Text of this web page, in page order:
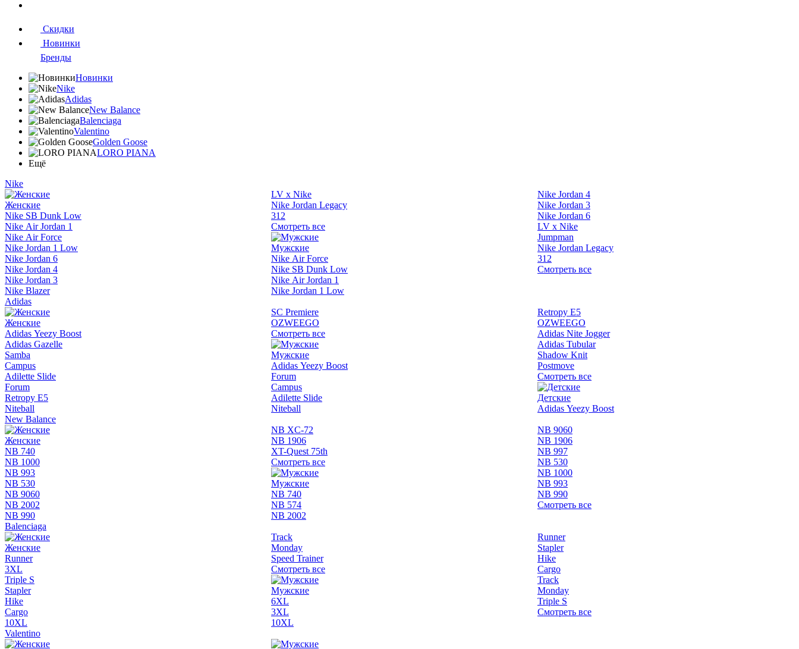
Скидки
Новинки
Бренды
Новинки
Nike
Adidas
New Balance
Balenciaga
Valentino
Golden Goose
LORO PIANA
Ещё
Nike
Женские
Nike SB Dunk Low
Nike Air Jordan 1
Nike Air Force
Nike Jordan 1 Low
Nike Jordan 6
Nike Jordan 4
Nike Jordan 3
Nike Blazer
LV x Nike
Nike Jordan Legacy
312
Смотреть все
Мужские
Nike Air Force
Nike SB Dunk Low
Nike Air Jordan 1
Nike Jordan 1 Low
Nike Jordan 4
Nike Jordan 3
Nike Jordan 6
LV x Nike
Jumpman
Nike Jordan Legacy
312
Смотреть все
Adidas
Женские
Adidas Yeezy Boost
Adidas Gazelle
Samba
Campus
Adilette Slide
Forum
Retropy E5
Niteball
SC Premiere
OZWEEGO
Смотреть все
Мужские
Adidas Yeezy Boost
Forum
Campus
Adilette Slide
Niteball
Retropy E5
OZWEEGO
Adidas Nite Jogger
Adidas Tubular
Shadow Knit
Postmove
Смотреть все
Детские
Adidas Yeezy Boost
New Balance
Женские
NB 740
NB 1000
NB 993
NB 530
NB 9060
NB 2002
NB 990
NB XC-72
NB 1906
XT-Quest 75th
Смотреть все
Мужские
NB 740
NB 574
NB 2002
NB 9060
NB 1906
NB 997
NB 530
NB 1000
NB 993
NB 990
Смотреть все
Balenciaga
Женские
Runner
3XL
Triple S
Stapler
Hike
Cargo
10XL
Track
Monday
Speed Trainer
Смотреть все
Мужские
6XL
3XL
10XL
Runner
Stapler
Hike
Cargo
Track
Monday
Triple S
Смотреть все
Valentino